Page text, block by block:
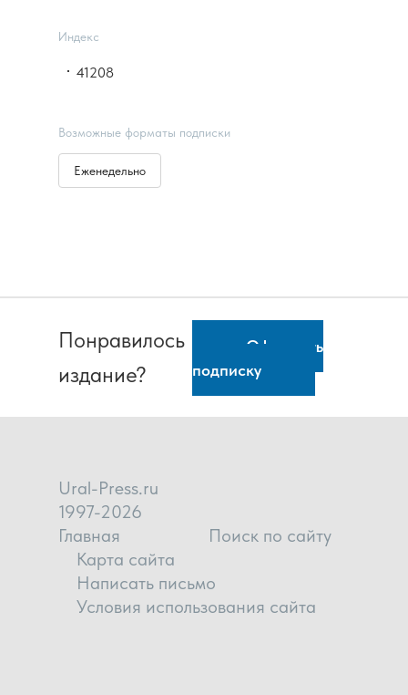
Индекс
41208
Возможные форматы подписки
Еженедельно
Понравилось
издание?
Оформить
подписку
Ural-Press.ru
1997-2026
Главная
Поиск по сайту
Карта сайта
Написать письмо
Условия использования сайта